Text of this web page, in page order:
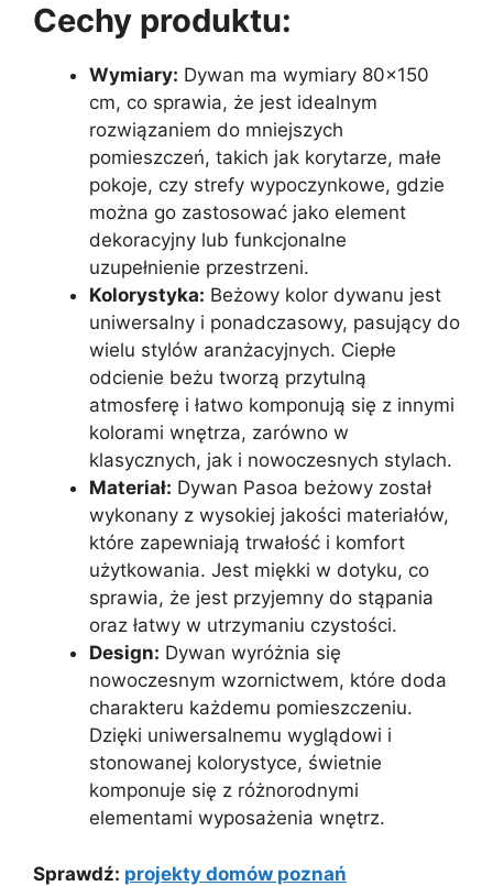
Cechy produktu:
Wymiary: Dywan ma wymiary 80×150
cm, co sprawia, że jest idealnym
rozwiązaniem do mniejszych
pomieszczeń, takich jak korytarze, małe
pokoje, czy strefy wypoczynkowe, gdzie
można go zastosować jako element
dekoracyjny lub funkcjonalne
uzupełnienie przestrzeni.
Kolorystyka: Beżowy kolor dywanu jest
uniwersalny i ponadczasowy, pasujący do
wielu stylów aranżacyjnych. Ciepłe
odcienie beżu tworzą przytulną
atmosferę i łatwo komponują się z innymi
kolorami wnętrza, zarówno w
klasycznych, jak i nowoczesnych stylach.
Materiał: Dywan Pasoa beżowy został
wykonany z wysokiej jakości materiałów,
które zapewniają trwałość i komfort
użytkowania. Jest miękki w dotyku, co
sprawia, że jest przyjemny do stąpania
oraz łatwy w utrzymaniu czystości.
Design: Dywan wyróżnia się
nowoczesnym wzornictwem, które doda
charakteru każdemu pomieszczeniu.
Dzięki uniwersalnemu wyglądowi i
stonowanej kolorystyce, świetnie
komponuje się z różnorodnymi
elementami wyposażenia wnętrz.
Sprawdź: projekty domów poznań